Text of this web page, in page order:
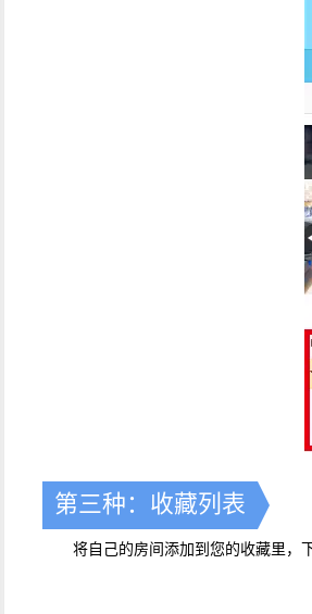
第三种：收藏列表
将自己的房间添加到您的收藏里，